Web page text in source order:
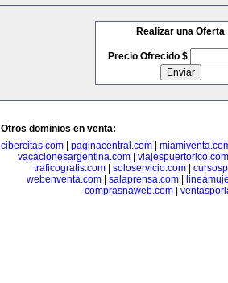
Realizar una Oferta
Precio Ofrecido $
Otros dominios en venta:
cibercitas.com
paginacentral.com
vacacionesargentina.com
viajespuertorico.com
traficogratis.com| soloservicio.com|
webenventa.com
salaprensa.com
comprasnaweb.com